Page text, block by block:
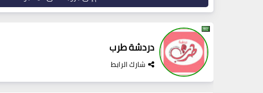
دردشة طرب
شارك الرابط